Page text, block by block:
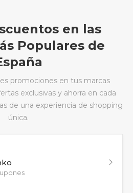
en las
Populares de
promociones en tus marcas
exclusivas y ahorra en cada
de una experiencia de shopping
única.